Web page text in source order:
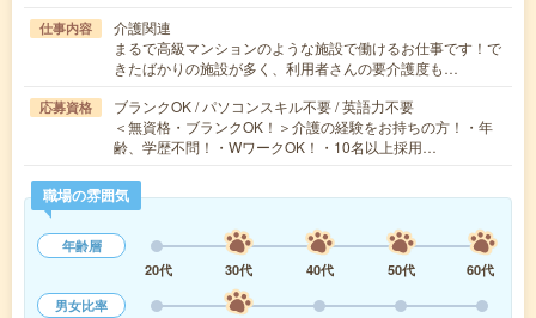
仕事内容
介護関連
まるで高級マンションのような施設で働けるお仕事です！で
きたばかりの施設が多く、利用者さんの要介護度も…
応募資格
ブランクOK / パソコンスキル不要 / 英語力不要
＜無資格・ブランクOK！＞介護の経験をお持ちの方！・年
齢、学歴不問！・WワークOK！・10名以上採用…
職場の雰囲気
年齢層
20代
30代 40代 50代
60代
男女比率